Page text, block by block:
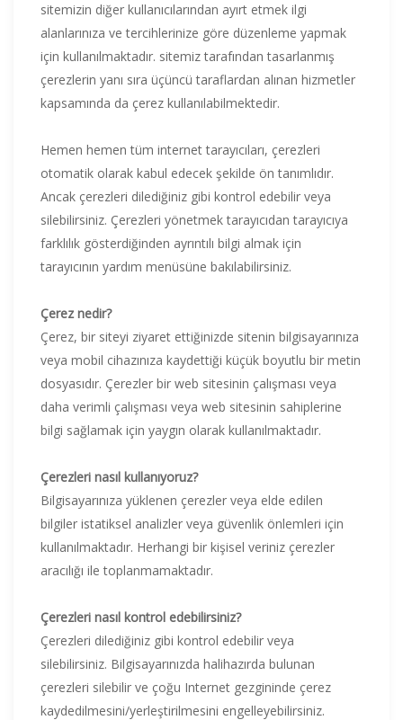
sitemizin diğer kullanıcılarından ayırt etmek ilgi
alanlarınıza ve tercihlerinize göre düzenleme yapmak
için kullanılmaktadır. sitemiz tarafından tasarlanmış
çerezlerin yanı sıra üçüncü taraflardan alınan hizmetler
kapsamında da çerez kullanılabilmektedir.
Hemen hemen tüm internet tarayıcıları, çerezleri
otomatik olarak kabul edecek şekilde ön tanımlıdır.
Ancak çerezleri dilediğiniz gibi kontrol edebilir veya
silebilirsiniz. Çerezleri yönetmek tarayıcıdan tarayıcıya
farklılık gösterdiğinden ayrıntılı bilgi almak için
tarayıcının yardım menüsüne bakılabilirsiniz.
Çerez nedir?
Çerez, bir siteyi ziyaret ettiğinizde sitenin bilgisayarınıza
veya mobil cihazınıza kaydettiği küçük boyutlu bir metin
dosyasıdır. Çerezler bir web sitesinin çalışması veya
daha verimli çalışması veya web sitesinin sahiplerine
bilgi sağlamak için yaygın olarak kullanılmaktadır.
Çerezleri nasıl kullanıyoruz?
Bilgisayarınıza yüklenen çerezler veya elde edilen
bilgiler istatiksel analizler veya güvenlik önlemleri için
kullanılmaktadır. Herhangi bir kişisel veriniz çerezler
aracılığı ile toplanmamaktadır.
Çerezleri nasıl kontrol edebilirsiniz?
Çerezleri dilediğiniz gibi kontrol edebilir veya
silebilirsiniz. Bilgisayarınızda halihazırda bulunan
çerezleri silebilir ve çoğu Internet gezgininde çerez
kaydedilmesini/yerleştirilmesini engelleyebilirsiniz.